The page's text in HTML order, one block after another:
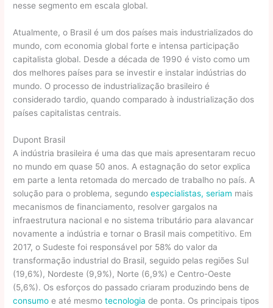
nesse segmento em escala global.
Atualmente, o Brasil é um dos países mais industrializados do
mundo, com economia global forte e intensa participação
capitalista global. Desde a década de 1990 é visto como um
dos melhores países para se investir e instalar indústrias do
mundo. O processo de industrialização brasileiro é
considerado tardio, quando comparado à industrialização dos
países capitalistas centrais.
Dupont Brasil
A indústria brasileira é uma das que mais apresentaram recuo
no mundo em quase 50 anos. A estagnação do setor explica
em parte a lenta retomada do mercado de trabalho no país. A
solução para o problema, segundoespecialistas, seriam mais
mecanismos de financiamento, resolver gargalos na
infraestrutura nacional e no sistema tributário para alavancar
novamente a indústria e tornar o Brasil mais competitivo. Em
2017, o Sudeste foi responsável por 58% do valor da
transformação industrial do Brasil, seguido pelas regiões Sul
(19,6%), Nordeste (9,9%), Norte (6,9%) e Centro-Oeste
(5,6%). Os esforços do passado criaram produzindo bens de
consumo e até mesmotecnologia de ponta. Os principais tipos